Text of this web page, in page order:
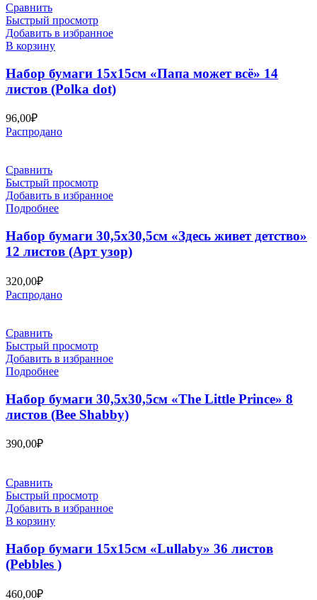
Сравнить
Быстрый просмотр
Добавить в избранное
В корзину
Набор бумаги 15х15см «Папа может всё» 14
листов (Polka dot)
96,00₽
Распродано
Сравнить
Быстрый просмотр
Добавить в избранное
Подробнее
Набор бумаги 30,5х30,5см «Здесь живет детство»
12 листов (Арт узор)
320,00₽
Распродано
Сравнить
Быстрый просмотр
Добавить в избранное
Подробнее
Набор бумаги 30,5х30,5см «The Little Prince» 8
листов (Bee Shabby)
390,00₽
Сравнить
Быстрый просмотр
Добавить в избранное
В корзину
Набор бумаги 15х15см «Lullaby» 36 листов
(Pebbles )
460,00₽